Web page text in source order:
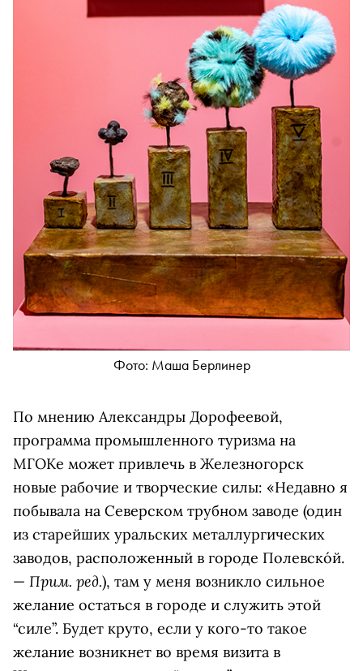
Фото: Маша Берлинер
По мнению Александры Дорофеевой,
программа промышленного туризма на
МГОКе может привлечь в Железногорск
новые рабочие и творческие силы: «Недавно я
побывала на Северском трубном заводе (один
из старейших уральских металлургических
заводов, расположенный в городе Полевскóй.
— Прим. ред.), там у меня возникло сильное
желание остаться в городе и служить этой
“силе”. Будет круто, если у кого-то такое
желание возникнет во время визита в